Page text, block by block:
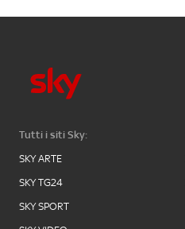
Tutti i siti Sky:
SKY ARTE
SKY TG24
SKY SPORT